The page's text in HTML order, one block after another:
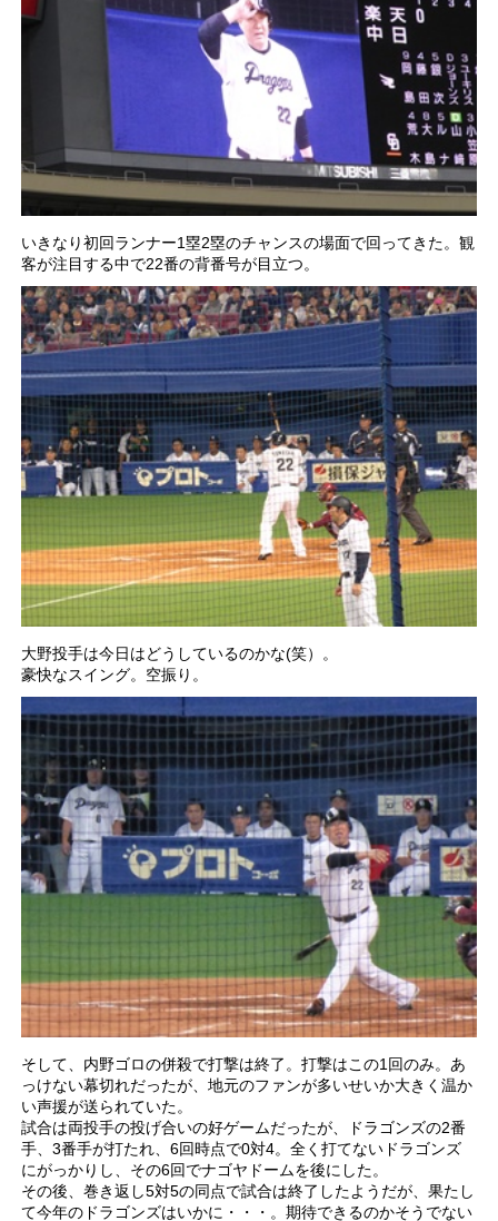
いきなり初回ランナー1塁2塁のチャンスの場面で回ってきた。観
客が注目する中で22番の背番号が目立つ。
大野投手は今日はどうしているのかな(笑）。
豪快なスイング。空振り。
そして、内野ゴロの併殺で打撃は終了。打撃はこの1回のみ。あ
っけない幕切れだったが、地元のファンが多いせいか大きく温か
い声援が送られていた。
試合は両投手の投げ合いの好ゲームだったが、ドラゴンズの2番
手、3番手が打たれ、6回時点で0対4。全く打てないドラゴンズ
にがっかりし、その6回でナゴヤドームを後にした。
その後、巻き返し5対5の同点で試合は終了したようだが、果たし
て今年のドラゴンズはいかに・・・。期待できるのかそうでない